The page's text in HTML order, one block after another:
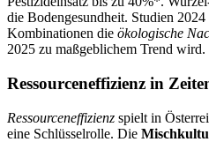
die Bodengesundheit. Studien 2024
Kombinationen die ökologische
2025 zu maßgeblichem Trend wird.
Ressourceneffizienz in
Ressourceneffizienz spielt in
eine Schlüsselrolle. Die